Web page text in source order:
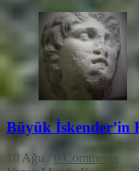
Büyük İskender’in
10 Ağu / 0 Comments